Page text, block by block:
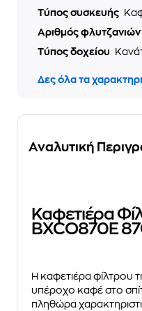
Τύπος συσκευής
Αριθμός
Τύπος δοχείου
Δες όλα τα
Αναλυτική
Καφετιέρα
BXCO870E
Η καφετιέρα φίλτρου
υπέροχο καφέ στο
πληθώρα